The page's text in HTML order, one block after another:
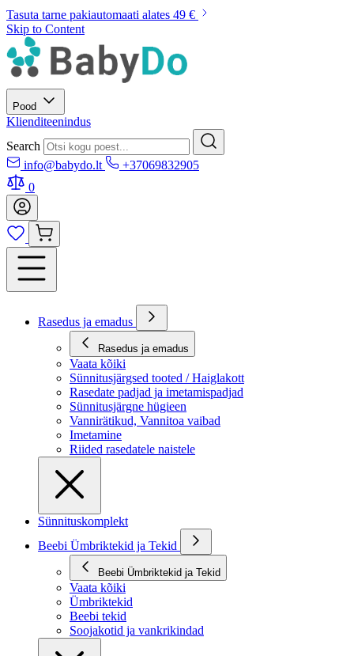
Tasuta tarne pakiautomaati alates 49 €
Skip to Content
Pood
Klienditeenindus
Search
info@babydo.lt
+37069832905
0
Rasedus ja emadus
Rasedus ja emadus
Vaata kõiki
Sünnitusjärgsed tooted / Haiglakott
Rasedate padjad ja imetamispadjad
Sünnitusjärgne hügieen
Vannirätikud, Vannitoa vaibad
Imetamine
Riided rasedatele naistele
Sünnituskomplekt
Beebi Ümbriktekid ja Tekid
Beebi Ümbriktekid ja Tekid
Vaata kõiki
Ümbriktekid
Beebi tekid
Soojakotid ja vankrikindad